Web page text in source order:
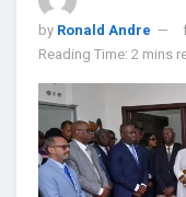
by Ronald Andre
Reading Time: 2 mins